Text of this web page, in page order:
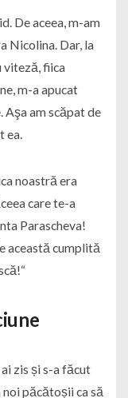
De aceea, m-am
Nicolina. Dar, la
viteză, fiica
m-a apucat
Aşa am scăpat de
ea.
noastră era
care te-a
Parascheva!
această cumplită
zis și s-a făcut
păcătoșii ca să